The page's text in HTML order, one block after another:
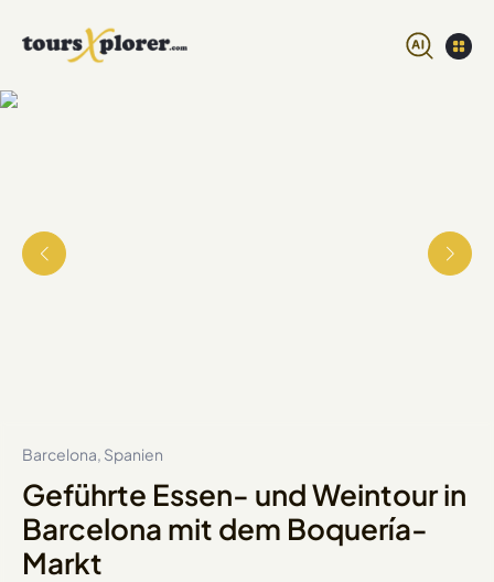
Barcelona, Spanien
Geführte Essen- und Weintour in
Barcelona mit dem Boquería-
Markt